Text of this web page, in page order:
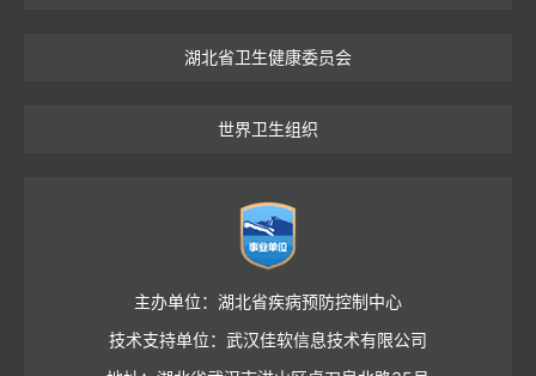
湖北省卫生健康委员会
世界卫生组织
主办单位：湖北省疾病预防控制中心
技术支持单位：武汉佳软信息技术有限公司